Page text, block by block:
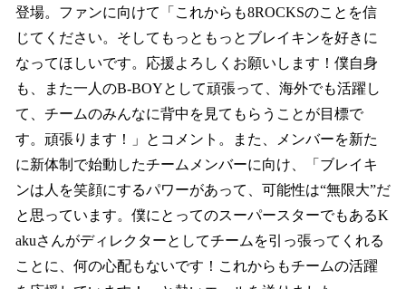
登場。ファンに向けて「これからも8ROCKSのことを信
じてください。そしてもっともっとブレイキンを好きに
なってほしいです。応援よろしくお願いします！僕自身
も、また一人のB-BOYとして頑張って、海外でも活躍し
て、チームのみんなに背中を見てもらうことが目標で
す。頑張ります！」とコメント。また、メンバーを新た
に新体制で始動したチームメンバーに向け、「ブレイキ
ンは人を笑顔にするパワーがあって、可能性は“無限大”だ
と思っています。僕にとってのスーパースターでもあるK
akuさんがディレクターとしてチームを引っ張ってくれる
ことに、何の心配もないです！これからもチームの活躍